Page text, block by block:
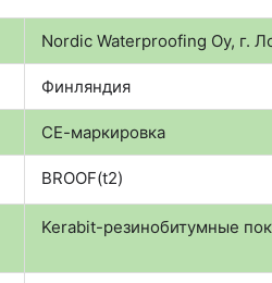
Nordic Waterproofing Oy, г.
Финляндия
СЕ-маркировка
BROOF(t2)
Kerabit-резинобитумные